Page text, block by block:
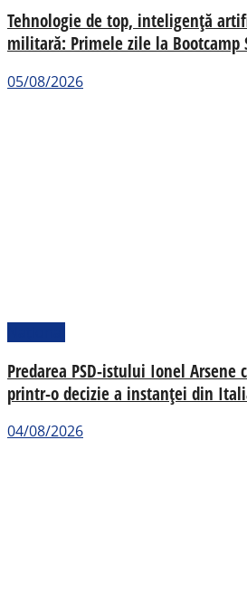
Tehnologie de top, inteligență
militară: Primele zile la Bootcamp
05/08/2026
Predarea PSD-istului Ionel Arsene
printr-o decizie a instanței din
04/08/2026